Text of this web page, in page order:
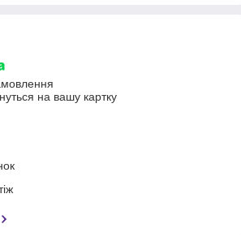
на вашу картку